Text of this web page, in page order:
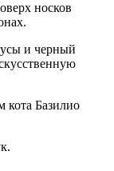
носков
и черный
кота Базилио